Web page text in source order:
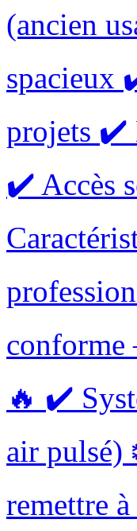
(ancien
spacieux
projets ✔️
✔️ Accès
conforme
🔥 ✔️
air pulsé)
remettre